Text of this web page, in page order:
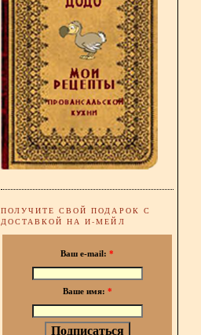
ПОЛУЧИТЕ СВОЙ ПОДАРОК С
ДОСТАВКОЙ НА И-МЕЙЛ
Ваш e-mail: *
Ваше имя: *